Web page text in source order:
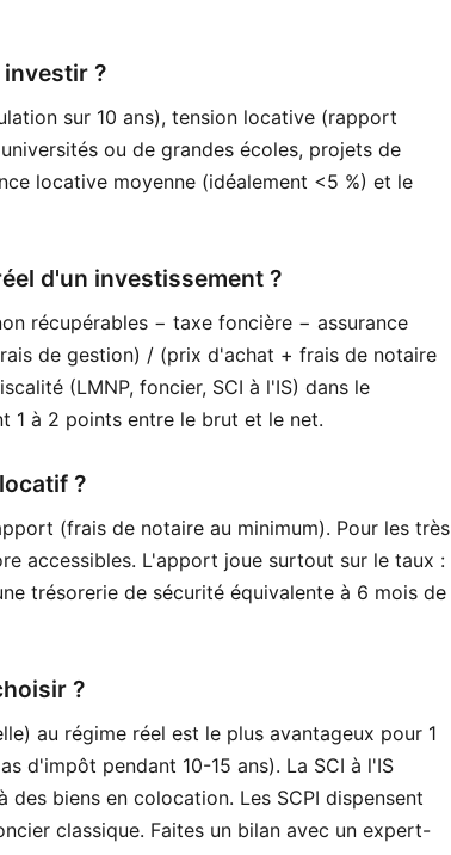
?
sur 10 ans), tension locative (rapport
ou de grandes écoles, projets de
locative moyenne (idéalement <5 %) et le
d'un investissement ?
récupérables − taxe foncière − assurance
de gestion) / (prix d'achat + frais de notaire
(LMNP, foncier, SCI à l'IS) dans le
1 à 2 points entre le brut et le net.
?
(frais de notaire au minimum). Pour les très
accessibles. L'apport joue surtout sur le taux :
trésorerie de sécurité équivalente à 6 mois de
?
au régime réel est le plus avantageux pour 1
d'impôt pendant 10-15 ans). La SCI à l'IS
biens en colocation. Les SCPI dispensent
classique. Faites un bilan avec un expert-